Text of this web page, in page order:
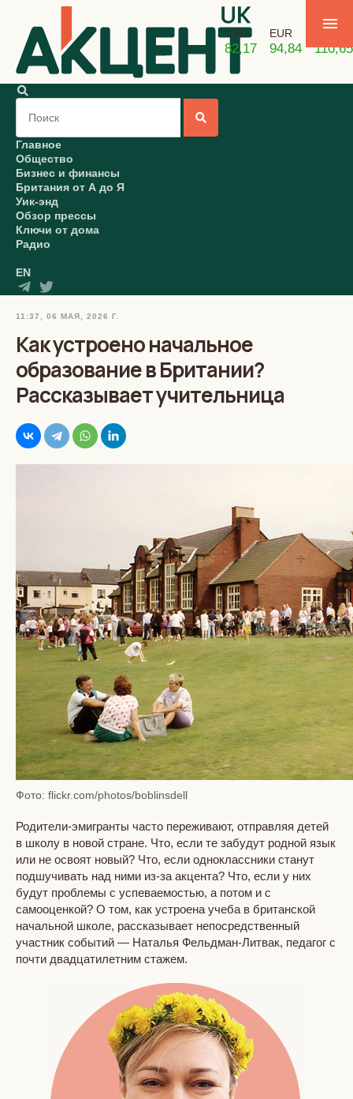
USD
82,17
EUR
94,84 110,65
Главное
Общество
Бизнес и финансы
Британия от А до Я
Уик-энд
Обзор прессы
Ключи от дома
Радио
EN
11:37, 06 МАЯ, 2026 Г.
Как устроено начальное
образование в Британии?
Рассказывает учительница
Фото: flickr.com/photos/boblinsdell
Родители-эмигранты часто переживают, отправляя детей
в школу в новой стране. Что, если те забудут родной язык
или не освоят новый? Что, если одноклассники станут
подшучивать над ними из-за акцента? Что, если у них
будут проблемы с успеваемостью, а потом и с
самооценкой? О том, как устроена учеба в британской
начальной школе, рассказывает непосредственный
участник событий — Наталья Фельдман-Литвак, педагог с
почти двадцатилетним стажем.